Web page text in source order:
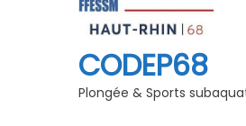
CODEP68
Plongée & Sports
Jeunes » Grand EST
initiateurs